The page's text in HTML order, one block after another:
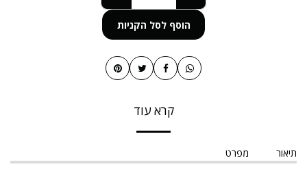
הוסף לסל הקניות
קרא עוד
תיאור מפרט